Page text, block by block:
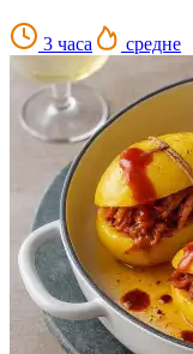
3 часа средне